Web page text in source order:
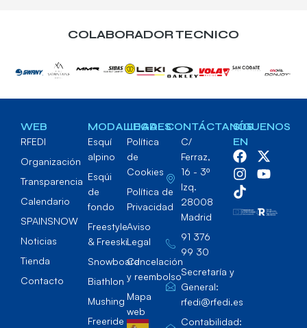
COLABORADOR TECNICO
WEB
RFEDI
Organización
Transparencia
Calendario
SPAINSNOW
Noticias
Tienda
Contacto
MODALIDADES
Esquí
alpino
Esqúi
de
fondo
Freestyle
& Freeski
Snowboard
Biathlon
Mushing
Freeride
LEGAL
Política
de
Cookies
Política de
Privacidad
Aviso
Legal
Cancelación
y reembolso
Mapa
web
CONTÁCTANOS
C/
Ferraz,
16 - 3º
Izq.
28008
Madrid
91 376
99 30
Secretaría y
General:
rfedi@rfedi.es
Contabilidad:
SÍGUENOS
EN